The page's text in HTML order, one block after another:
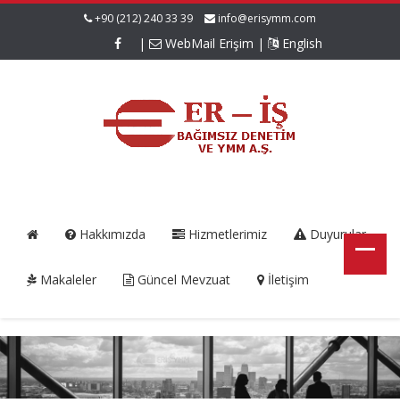
+90 (212) 240 33 39 info@erisymm.com
| WebMail Erişim | English
Hakkımızda Hizmetlerimiz Duyurular
Makaleler Güncel Mevzuat İletişim